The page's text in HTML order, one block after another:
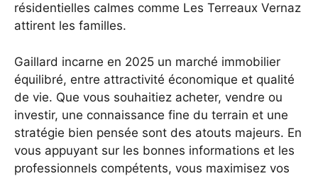
résidentielles calmes comme Les Terreaux Vernaz
attirent les familles.
Gaillard incarne en 2025 un marché immobilier
équilibré, entre attractivité économique et qualité
de vie. Que vous souhaitiez acheter, vendre ou
investir, une connaissance fine du terrain et une
stratégie bien pensée sont des atouts majeurs. En
vous appuyant sur les bonnes informations et les
professionnels compétents, vous maximisez vos